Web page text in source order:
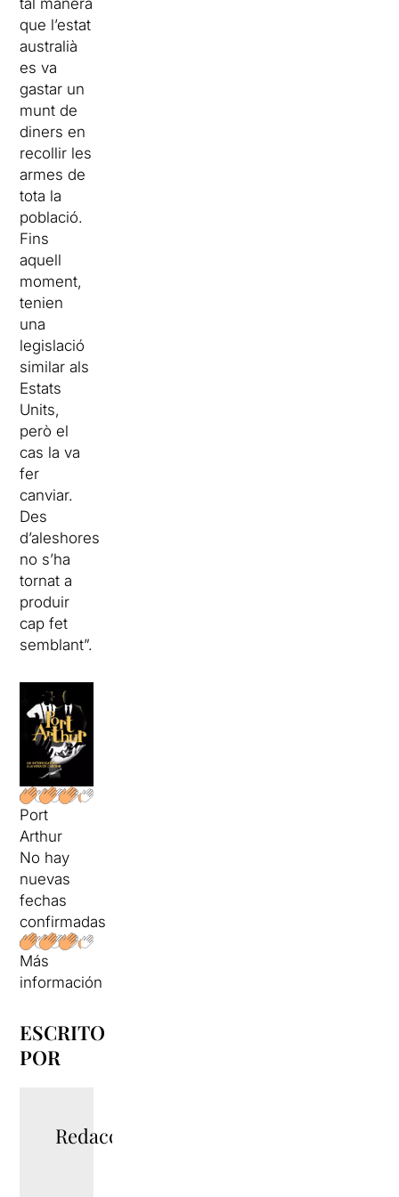
que l’estat
australià
es va
gastar un
munt de
diners en
recollir les
armes de
tota la
població.
Fins
aquell
moment,
tenien
una
legislació
similar als
Estats
Units,
però el
cas la va
fer
canviar.
Des
d’aleshores
no s’ha
tornat a
produir
cap fet
semblant”.
Port
Arthur
No hay
nuevas
fechas
confirmadas
Más
información
ESCRITO
POR
Redacció